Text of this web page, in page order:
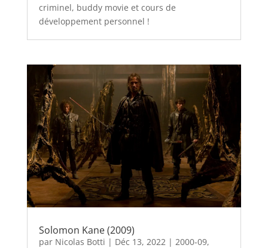
criminel, buddy movie et cours de
développement personnel !
Solomon Kane (2009)
par Nicolas Botti | Déc 13, 2022| 2000-09,